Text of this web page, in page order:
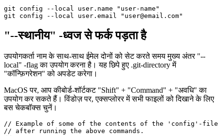
// Note: the quotation marks have to be included!
git config --local user.name "user-name"
"--स्थानीय" -ध्वज से फर्क पड़ता है
उपयोगकर्ता नाम के साथ-साथ ईमेल दोनों को सेट करते समय मुख्य अंतर "--
local" -flag का उपयोग करना है। यह छिपे हुए .git-directory में
"कॉन्फ़िगरेशन" को अपडेट करेगा।
MacOS पर, आप कीबोर्ड-शॉर्टकट "Shift" + "Command" + "अवधि" का
उपयोग कर सकते हैं। विंडोज़ पर, एक्सप्लोरर में सभी फाइलों को दिखाने के लिए
बस चेकबॉक्स चुनें।